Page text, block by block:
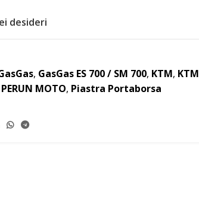
desideri
, GasGas ES 700 / SM 700, KTM, KTM
PERUN MOTO, Piastra Portaborsa